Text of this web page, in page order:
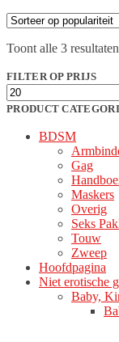
Toont alle 3 resultaten
FILTER OP PRIJS
Min.
prijs
PRODUCT
BDSM
Gag
Maskers
Overig
Seks
Touw
Zweep
Hoofdpagina
Niet erotische
Baby,